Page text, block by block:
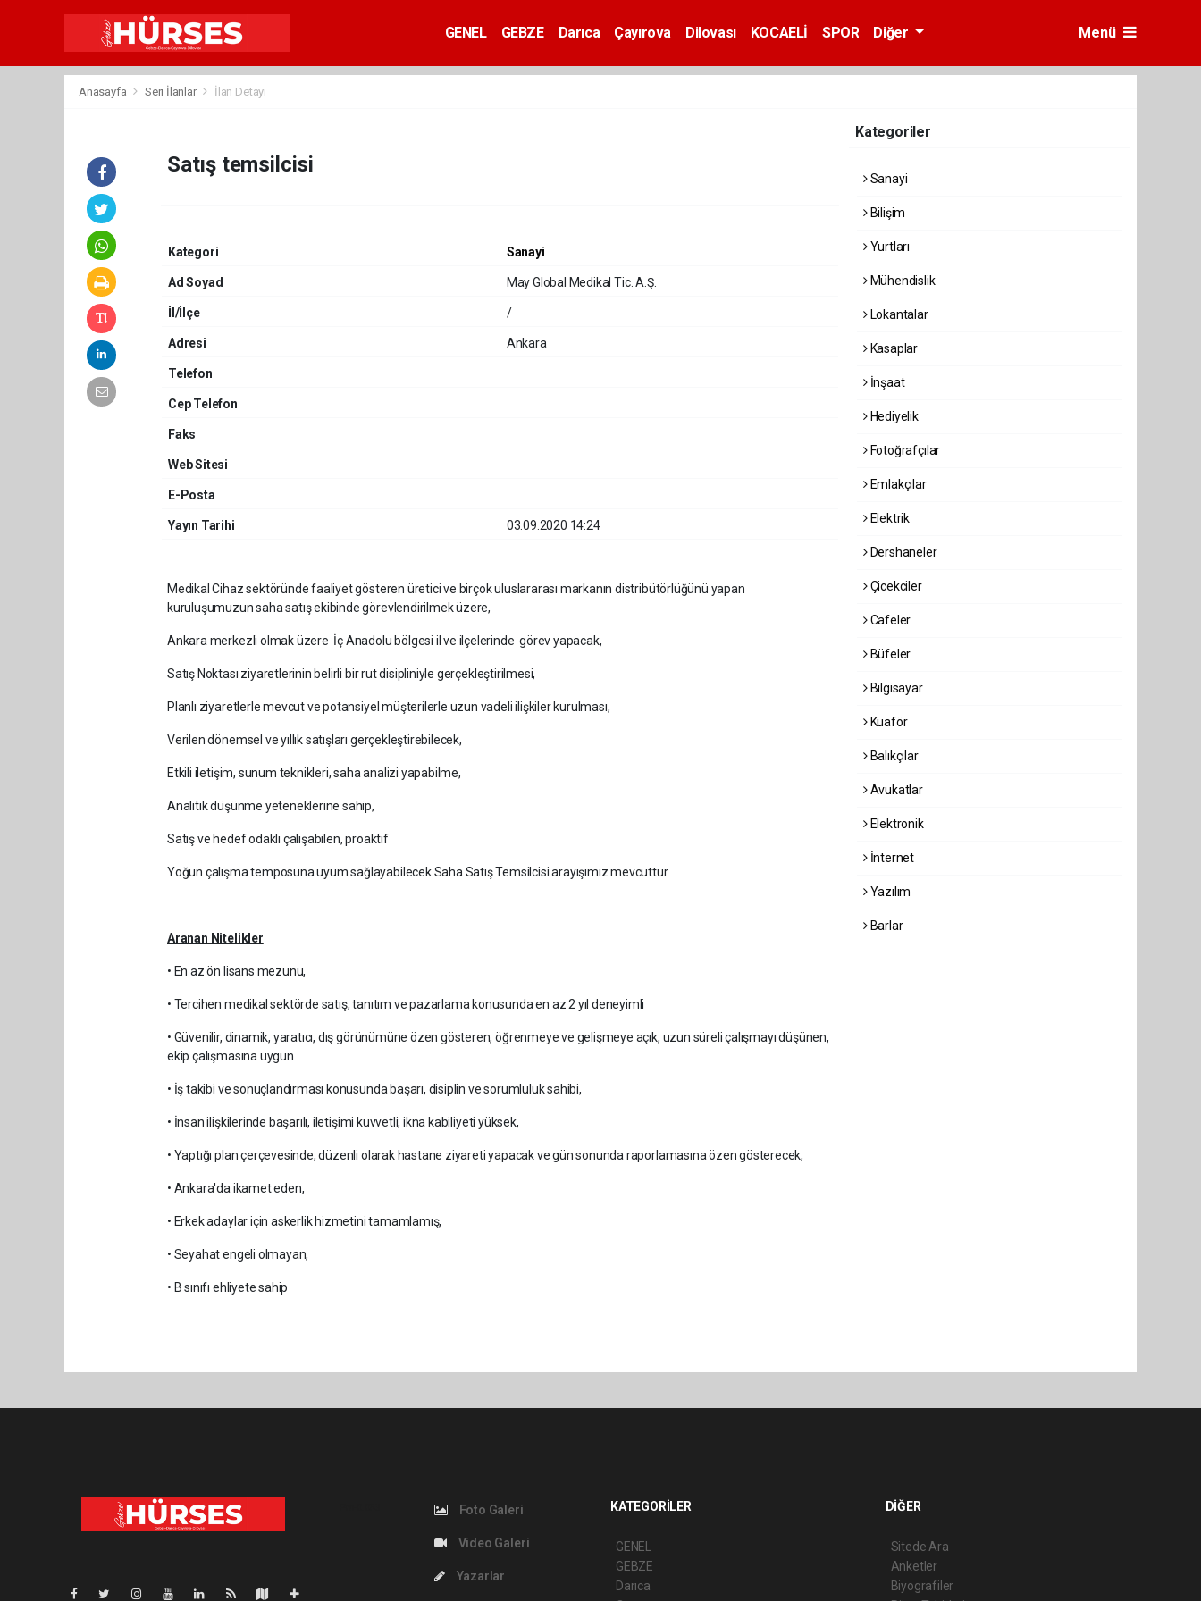
GENEL GEBZE Darıca Çayırova Dilovası KOCAELİ SPOR Diğer Menü
Anasayfa Seri İlanlar İlan Detayı
Satış temsilcisi
Kategori Sanayi
Ad Soyad May Global Medikal Tic. A.Ş.
İl/İlçe /
Adresi Ankara
Telefon
Cep Telefon
Faks
Web Sitesi
E-Posta
Yayın Tarihi 03.09.2020 14:24
Medikal Cihaz sektöründe faaliyet gösteren üretici ve birçok uluslararası markanın distribütörlüğünü yapan
kuruluşumuzun saha satış ekibinde görevlendirilmek üzere,
Ankara merkezli olmak üzere İç Anadolu bölgesi il ve ilçelerinde görev yapacak,
Satış Noktası ziyaretlerinin belirli bir rut disipliniyle gerçekleştirilmesi,
Planlı ziyaretlerle mevcut ve potansiyel müşterilerle uzun vadeli ilişkiler kurulması,
Verilen dönemsel ve yıllık satışları gerçekleştirebilecek,
Etkili iletişim, sunum teknikleri, saha analizi yapabilme,
Analitik düşünme yeteneklerine sahip,
Satış ve hedef odaklı çalışabilen, proaktif
Yoğun çalışma temposuna uyum sağlayabilecek Saha Satış Temsilcisi arayışımız mevcuttur.
Aranan Nitelikler
• En az ön lisans mezunu,
• Tercihen medikal sektörde satış, tanıtım ve pazarlama konusunda en az 2 yıl deneyimli
• Güvenilir, dinamik, yaratıcı, dış görünümüne özen gösteren, öğrenmeye ve gelişmeye açık, uzun süreli çalışmayı düşünen,
ekip çalışmasına uygun
• İş takibi ve sonuçlandırması konusunda başarı, disiplin ve sorumluluk sahibi,
• İnsan ilişkilerinde başarılı, iletişimi kuvvetli, ikna kabiliyeti yüksek,
• Yaptığı plan çerçevesinde, düzenli olarak hastane ziyareti yapacak ve gün sonunda raporlamasına özen gösterecek,
• Ankara'da ikamet eden,
• Erkek adaylar için askerlik hizmetini tamamlamış,
• Seyahat engeli olmayan,
• B sınıfı ehliyete sahip
Kategoriler
Sanayi
Bilişim
Yurtları
Mühendislik
Lokantalar
Kasaplar
İnşaat
Hediyelik
Fotoğrafçılar
Emlakçılar
Elektrik
Dershaneler
Çicekciler
Cafeler
Büfeler
Bilgisayar
Kuaför
Balıkçılar
Avukatlar
Elektronik
İnternet
Yazılım
Barlar
Foto Galeri
Video Galeri
Yazarlar
KATEGORİLER
GENEL
GEBZE
Darıca
DİĞER
Sitede Ara
Anketler
Biyografiler